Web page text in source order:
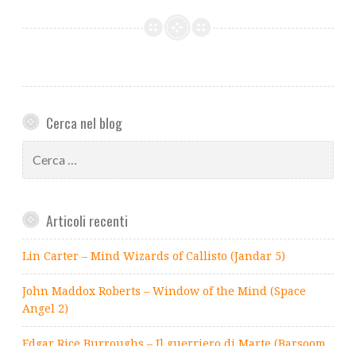
Cerca nel blog
per:
Articoli recenti
Lin Carter – Mind Wizards of Callisto (Jandar 5)
John Maddox Roberts – Window of the Mind (Space
Angel 2)